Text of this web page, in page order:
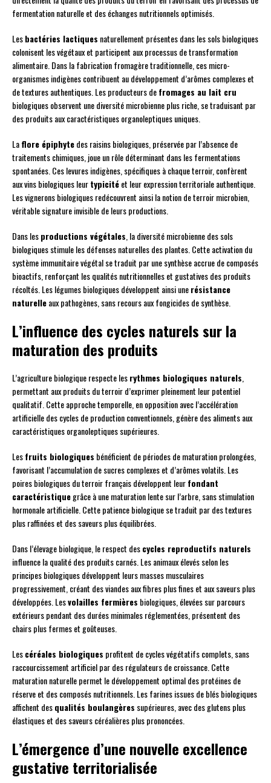
fermentation naturelle et des échanges nutritionnels optimisés.
Lesbactéries lactiques naturellement présentes dans les sols biologiques
colonisent les végétaux et participent aux processus de transformation
alimentaire. Dans la fabrication fromagère traditionnelle, ces micro-
organismes indigènes contribuent au développement d’arômes complexes et
de textures authentiques. Les producteurs defromages au lait cru
biologiques observent une diversité microbienne plus riche, se traduisant par
des produits aux caractéristiques organoleptiques uniques.
Laflore épiphytedes raisins biologiques, préservée par l’absence de
traitements chimiques, joue un rôle déterminant dans les fermentations
spontanées. Ces levures indigènes, spécifiques à chaque terroir, confèrent
aux vins biologiques leurtypicitéet leur expression territoriale authentique.
Les vignerons biologiques redécouvrent ainsi la notion de terroir microbien,
véritable signature invisible de leurs productions.
Dans lesproductions végétales , la diversité microbienne des sols
biologiques stimule les défenses naturelles des plantes. Cette activation du
système immunitaire végétal se traduit par une synthèse accrue de composés
bioactifs, renforçant les qualités nutritionnelles et gustatives des produits
récoltés. Les légumes biologiques développent ainsi unerésistance
naturelleaux pathogènes, sans recours aux fongicides de synthèse.
L’influence des cycles naturels sur la
maturation des produits
L’agriculture biologique respecte lesrythmes biologiques naturels
permettant aux produits du terroir d’exprimer pleinement leur potentiel
qualitatif. Cette approche temporelle, en opposition avec l’accélération
artificielle des cycles de production conventionnels, génère des aliments aux
caractéristiques organoleptiques supérieures.
Lesfruits biologiques bénéficient de périodes de maturation prolongées,
favorisant l’accumulation de sucres complexes et d’arômes volatils. Les
poires biologiques du terroir français développent leurfondant
caractéristiquegrâce à une maturation lente sur l’arbre, sans stimulation
hormonale artificielle. Cette patience biologique se traduit par des textures
plus raffinées et des saveurs plus équilibrées.
Dans l’élevage biologique, le respect descycles reproductifs naturels
influence la qualité des produits carnés. Les animaux élevés selon les
principes biologiques développent leurs masses musculaires
progressivement, créant des viandes aux fibres plus fines et aux saveurs plus
développées. Lesvolailles fermières biologiques, élevées sur parcours
extérieurs pendant des durées minimales réglementées, présentent des
chairs plus fermes et goûteuses.
Lescéréales biologiques profitent de cycles végétatifs complets, sans
raccourcissement artificiel par des régulateurs de croissance. Cette
maturation naturelle permet le développement optimal des protéines de
réserve et des composés nutritionnels. Les farines issues de blés biologiques
affichent desqualités boulangères supérieures, avec des glutens plus
élastiques et des saveurs céréalières plus prononcées.
L’émergence d’une nouvelle excellence
gustative territorialisée